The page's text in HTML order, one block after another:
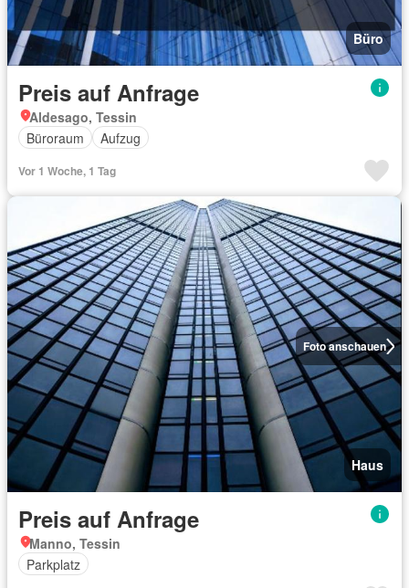
Büro
Preis auf Anfrage
Aldesago, Tessin
Büroraum
Aufzug
Vor 1 Woche, 1 Tag
Foto anschauen
Haus
Preis auf Anfrage
Manno, Tessin
Parkplatz